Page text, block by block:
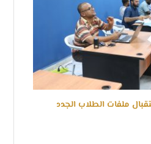
ملفات الطلاب الجدد